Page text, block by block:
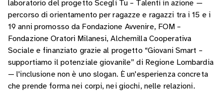
laboratorio del progetto Scegli Tu – Talenti in azione —
percorso di orientamento per ragazze e ragazzi tra i 15 e i
19 anni promosso da Fondazione Avvenire, FOM –
Fondazione Oratori Milanesi, Alchemilla Cooperativa
Sociale e finanziato grazie al progetto “Giovani Smart –
supportiamo il potenziale giovanile” di Regione Lombardia
— l'inclusione non è uno slogan. È un'esperienza concreta
che prende forma nei corpi, nei giochi, nelle relazioni.